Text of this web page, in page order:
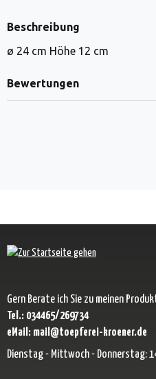
Beschreibung
ø 24 cm Höhe 12 cm
Bewertungen
Gern Berate ich Sie zu meinen
Tel.: 034465/269734
eMail: mail@toepferei-kroener.de
Dienstag - Mittwoch - Donnerstag: